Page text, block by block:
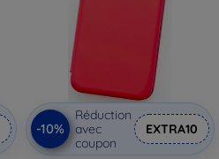
-10%
Réduction
avec
coupon
EXTRA10